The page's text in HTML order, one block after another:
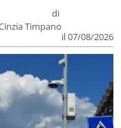
di
Timpano
il 07/08/2026